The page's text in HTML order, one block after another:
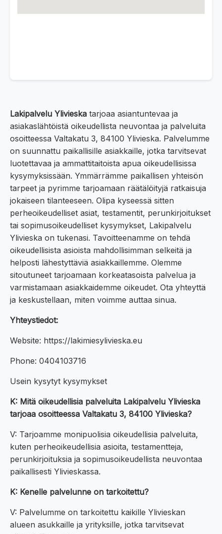
Lakipalvelu Ylivieska tarjoaa asiantuntevaa ja
asiakaslähtöistä oikeudellista neuvontaa ja palveluita
osoitteessa Valtakatu 3, 84100 Ylivieska. Palvelumme
on suunnattu paikallisille asiakkaille, jotka tarvitsevat
luotettavaa ja ammattitaitoista apua oikeudellisissa
kysymyksissään. Ymmärrämme paikallisen yhteisön
tarpeet ja pyrimme tarjoamaan räätälöityjä ratkaisuja
jokaiseen tilanteeseen. Olipa kyseessä sitten
perheoikeudelliset asiat, testamentit, perunkirjoitukset
tai sopimusoikeudelliset kysymykset, Lakipalvelu
Ylivieska on tukenasi. Tavoitteenamme on tehdä
oikeudellisista asioista mahdollisimman selkeitä ja
helposti lähestyttäviä asiakkaillemme. Olemme
sitoutuneet tarjoamaan korkeatasoista palvelua ja
varmistamaan asiakkaidemme oikeudet. Ota yhteyttä
ja keskustellaan, miten voimme auttaa sinua.
Yhteystiedot:
Website: https://lakimiesylivieska.eu
Phone: 0404103716
Usein kysytyt kysymykset
K: Mitä oikeudellisia palveluita Lakipalvelu Ylivieska
tarjoaa osoitteessa Valtakatu 3, 84100 Ylivieska?
V: Tarjoamme monipuolisia oikeudellisia palveluita,
kuten perheoikeudellisia asioita, testamentteja,
perunkirjoituksia ja sopimusoikeudellista neuvontaa
paikallisesti Ylivieskassa.
K: Kenelle palvelunne on tarkoitettu?
V: Palvelumme on tarkoitettu kaikille Ylivieskan
alueen asukkaille ja yrityksille, jotka tarvitsevat